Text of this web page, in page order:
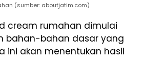
(sumber: aboutjatim.com)
cream rumahan dimulai
bahan-bahan dasar yang
ini akan menentukan hasil